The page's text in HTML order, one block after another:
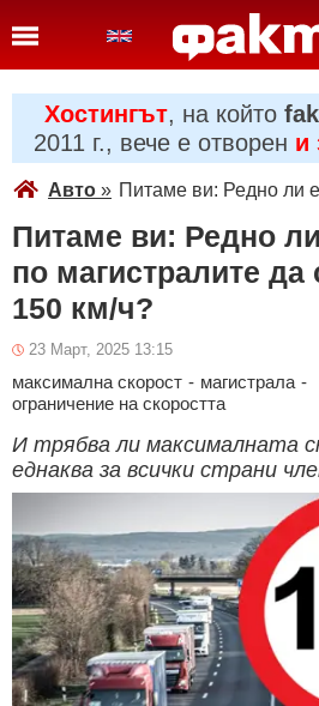
Хостингът, на който
2011 г., вече е отворен и
Авто » Питаме ви: Редно ли
Питаме ви: Редно
по магистралите
150 км/ч?
23 Март, 2025 13:15
максимална скорост - магистрала -
ограничение на скоростта
И трябва ли максималната
еднаква за всички страни